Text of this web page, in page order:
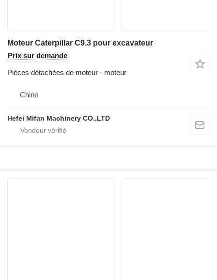
Moteur Caterpillar C9.3 pour excavateur
Prix sur demande
Pièces détachées de moteur - moteur
Chine
Hefei Mifan Machinery CO.,LTD